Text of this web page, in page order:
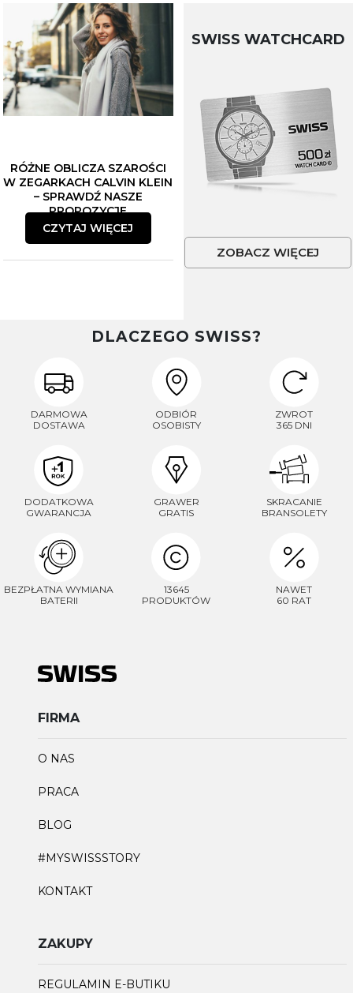
RÓŻNE OBLICZA SZAROŚCI
W ZEGARKACH CALVIN KLEIN
– SPRAWDŹ NASZE
PROPOZYCJE
CZYTAJ WIĘCEJ
SWISS WATCHCARD
ZOBACZ WIĘCEJ
DLACZEGO SWISS?
DARMOWA
DOSTAWA
ODBIÓR
OSOBISTY
ZWROT
365 DNI
DODATKOWA
GWARANCJA
GRAWER
GRATIS
SKRACANIE
BRANSOLETY
BEZPŁATNA WYMIANA
BATERII
13645
PRODUKTÓW
NAWET
60 RAT
FIRMA
O NAS
PRACA
BLOG
#MYSWISSSTORY
KONTAKT
ZAKUPY
REGULAMIN E-BUTIKU